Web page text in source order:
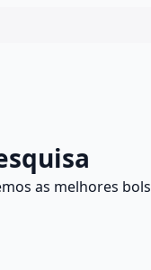
as melhores